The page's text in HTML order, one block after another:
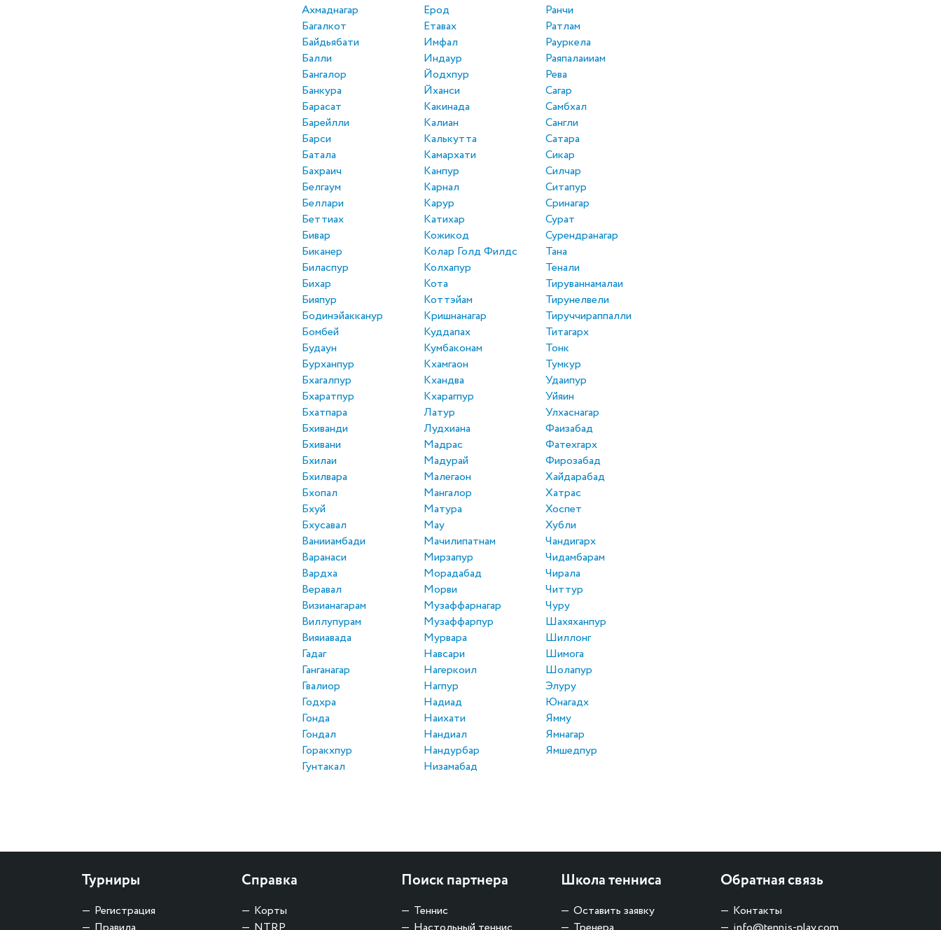
Ахмаднагар
Багалкот
Байдьябати
Балли
Бангалор
Банкура
Барасат
Барейлли
Барси
Батала
Бахраич
Белгаум
Беллари
Беттиах
Бивар
Биканер
Биласпур
Бихар
Бияпур
Бодинэйакканур
Бомбей
Будаун
Бурханпур
Бхагалпур
Бхаратпур
Бхатпара
Бхиванди
Бхивани
Бхилаи
Бхилвара
Бхопал
Бхуй
Бхусавал
Ванииамбади
Варанаси
Вардха
Веравал
Визианагарам
Виллупурам
Вияиавада
Гадаг
Ганганагар
Гвалиор
Годхра
Гонда
Гондал
Горакхпур
Гунтакал
Ерод
Етавах
Имфал
Индаур
Йодхпур
Йханси
Какинада
Калиан
Калькутта
Камархати
Канпур
Карнал
Карур
Катихар
Кожикод
Колар Голд Филдс
Колхапур
Кота
Коттэйам
Кришнанагар
Куддапах
Кумбаконам
Кхамгаон
Кхандва
Кхарагпур
Латур
Лудхиана
Мадрас
Мадурай
Малегаон
Мангалор
Матура
Мау
Мачилипатнам
Мирзапур
Морадабад
Морви
Музаффарнагар
Музаффарпур
Мурвара
Навсари
Нагеркоил
Нагпур
Надиад
Наихати
Нандиал
Нандурбар
Низамабад
Ранчи
Ратлам
Рауркела
Раяпалаииам
Рева
Сагар
Самбхал
Сангли
Сатара
Сикар
Силчар
Ситапур
Сринагар
Сурат
Сурендранагар
Тана
Тенали
Тируваннамалаи
Тирунелвели
Тируччираппалли
Титагарх
Тонк
Тумкур
Удаипур
Уйяин
Улхаснагар
Фаизабад
Фатехгарх
Фирозабад
Хайдарабад
Хатрас
Хоспет
Хубли
Чандигарх
Чидамбарам
Чирала
Читтур
Чуру
Шахяханпур
Шиллонг
Шимога
Шолапур
Элуру
Юнагадх
Ямму
Ямнагар
Ямшедпур
Турниры
Регистрация
Справка
Корты
Поиск партнера
Теннис
Школа тенниса
Оставить заявку
Обратная связь
Контакты